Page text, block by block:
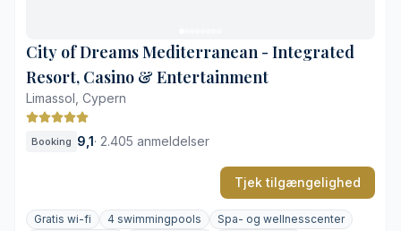
City of Dreams Mediterranean - Integrated
Resort, Casino & Entertainment
Limassol, Cypern
Booking 9,1· 2.405 anmeldelser
Tjek tilgængelighed
Gratis wi-fi 4 swimmingpools
Spa- og wellnesscenter